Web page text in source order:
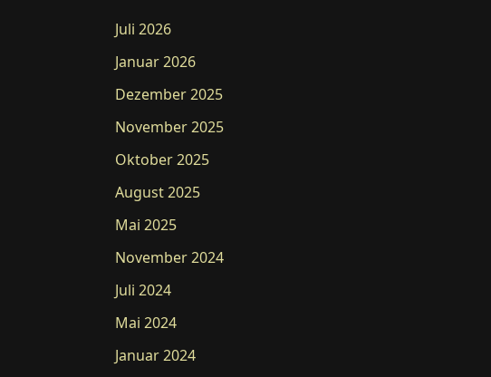
Juli 2026
Januar 2026
Dezember 2025
November 2025
Oktober 2025
August 2025
Mai 2025
November 2024
Juli 2024
Mai 2024
Januar 2024